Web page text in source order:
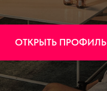
ОТКРЫТЬ ПРОФИЛЬ